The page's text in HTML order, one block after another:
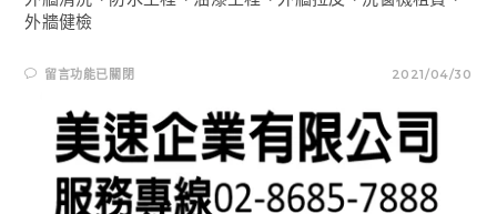
外牆健檢
在
企
業
有
限
公
司〉
中
留言功能已關閉 2021/04/30